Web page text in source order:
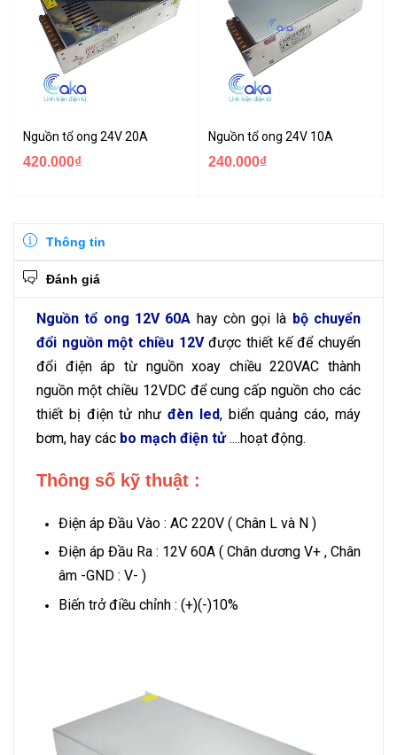
Nguồn tổ ong 24V 20A
420.000₫
Nguồn tổ ong 24V 10A
240.000₫
Thông tin
Đánh giá
Nguồn tổ ong 12V 60A hay còn gọi là bộ chuyển
đổi nguồn một chiều 12Vđược thiết kế để chuyển
đổi điện áp từ nguồn xoay chiều 220VAC thành
nguồn một chiều 12VDC để cung cấp nguồn cho các
thiết bị điện tử như đèn led, biển quảng cáo, máy
bơm, hay các bo mạch điện tử....hoạt động.
Thông số kỹ thuật :
Điện áp Đầu Vào : AC 220V ( Chân L và N )
Điện áp Đầu Ra : 12V 60A ( Chân dương V+ , Chân
âm -GND : V- )
Biến trở điều chỉnh : (+)(-)10%